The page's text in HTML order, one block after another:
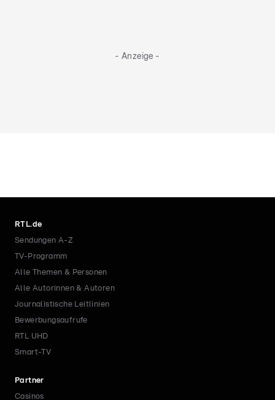
- Anzeige -
RTL.de
Sendungen A-Z
TV-Programm
Alle Themen & Personen
Alle Autorinnen & Autoren
Journalistische Leitlinien
Bewerbungsaufrufe
RTL UHD
Smart-TV
Partner
Casinos